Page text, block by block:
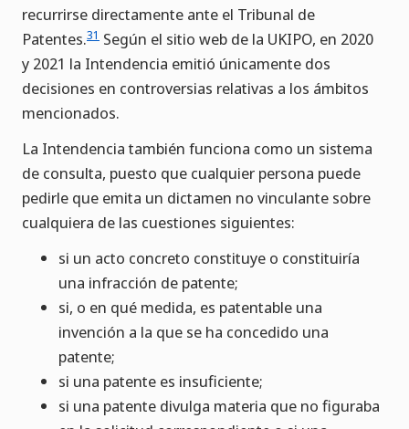
recurrirse directamente ante el Tribunal de
Patentes.31 Según el sitio web de la UKIPO, en 2020
y 2021 la Intendencia emitió únicamente dos
decisiones en controversias relativas a los ámbitos
mencionados.
La Intendencia también funciona como un sistema
de consulta, puesto que cualquier persona puede
pedirle que emita un dictamen no vinculante sobre
cualquiera de las cuestiones siguientes:
si un acto concreto constituye o constituiría
una infracción de patente;
si, o en qué medida, es patentable una
invención a la que se ha concedido una
patente;
si una patente es insuficiente;
si una patente divulga materia que no figuraba